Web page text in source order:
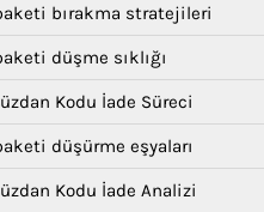
bırakma stratejileri
düşme sıklığı
Kodu İade Süreci
düşürme eşyaları
Kodu İade Analizi